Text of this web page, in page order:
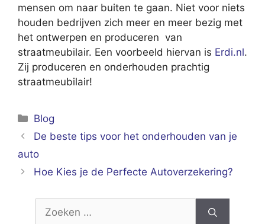
mensen om naar buiten te gaan. Niet voor niets
houden bedrijven zich meer en meer bezig met
het ontwerpen en produceren van
straatmeubilair. Een voorbeeld hiervan is Erdi.nl.
Zij produceren en onderhouden prachtig
straatmeubilair!
Categorieën
Blog
De beste tips voor het onderhouden van je
auto
Hoe Kies je de Perfecte Autoverzekering?
Zoek